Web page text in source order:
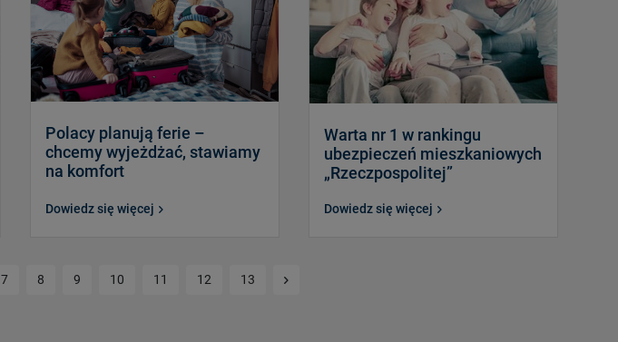
Polacy planują ferie –
chcemy wyjeżdżać, stawiamy
na komfort
Dowiedz się więcej
Warta nr 1 w rankingu
ubezpieczeń mieszkaniowych
„Rzeczpospolitej”
Dowiedz się więcej
7 8 9 10 11 12 13 Kolejna strona